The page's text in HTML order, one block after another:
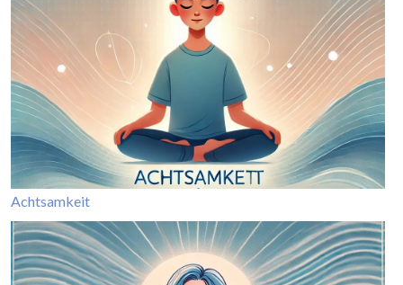
Achtsamkeit